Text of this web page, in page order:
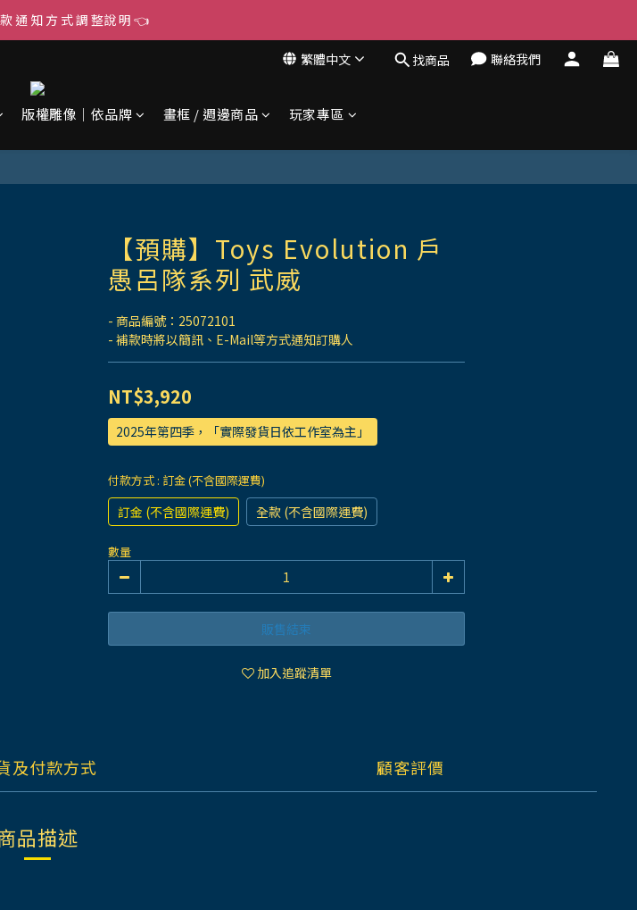
通 知 方 式 調 整說 明 👈
繁體中文 找商品 聯絡我們
版權雕像｜依品牌 畫框 / 週邊商品 玩家專區
【預購】Toys Evolution 戶
愚呂隊系列 武威
- 商品編號：25072101
- 補款時將以簡訊、E-Mail等方式通知訂購人
NT$3,920
2025年第四季，「實際發貨日依工作室為主」
付款方式 : 訂金 (不含國際運費)
訂金 (不含國際運費) 全款 (不含國際運費)
數量
販售結束
加入追蹤清單
及付款方式 顧客評價
品描述